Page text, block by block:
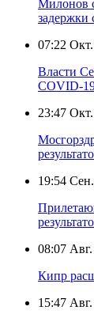
Милонов
задержки
07:22
Власти
COVID-
23:47
19:54
08:07
Кипр
15:47